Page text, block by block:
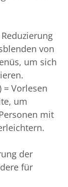
von
um sich
= Vorlesen
um
mit
der
für